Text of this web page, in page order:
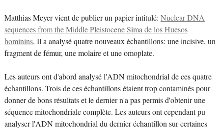
Matthias Meyer vient de publier un papier intitulé: Nuclear DNA
sequences from the Middle Pleistocene Sima de los Huesos
hominins. Il a analysé quatre nouveaux échantillons: une incisive, un
fragment de fémur, une molaire et une omoplate.
Les auteurs ont d'abord analysé l'ADN mitochondrial de ces quatre
échantillons. Trois de ces échantillons étaient trop contaminés pour
donner de bons résultats et le dernier n'a pas permis d'obtenir une
séquence mitochondriale complète. Les auteurs ont cependant pu
analyser l'ADN mitochondrial du dernier échantillon sur certaines